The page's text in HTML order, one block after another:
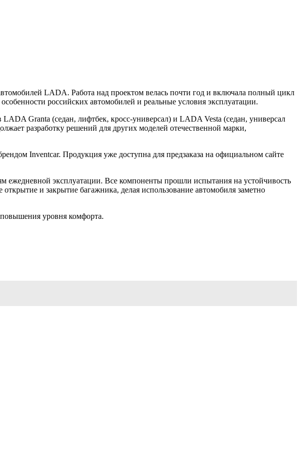
LADA. Работа над проектом велась почти год и включала полный цикл
российских автомобилей и реальные условия эксплуатации.
Granta (седан, лифтбек, кросс-универсал) и LADA Vesta (седан, универсал
разработку решений для других моделей отечественной марки,
Inventcar. Продукция уже доступна для предзаказа на официальном сайте
ежедневной эксплуатации. Все компоненты прошли испытания на устойчивость
и закрытие багажника, делая использование автомобиля заметно
уровня комфорта.